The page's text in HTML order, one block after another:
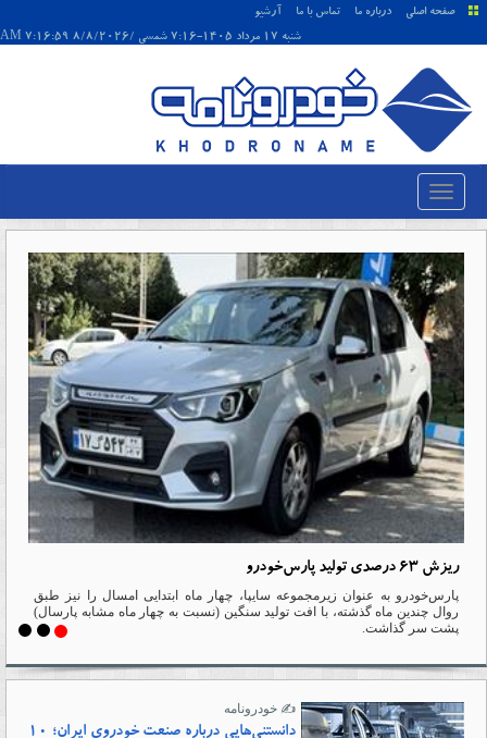
صفحه اصلی درباره ما تماس با ما
آرشیو
شنبه 17 مرداد 1405-7:16 شمسی /8/8/2026 7:16:59 AM
ریزش 63 درصدی تولید پارس‌خودرو
پارس‌خودرو به عنوان زیرمجموعه سایپا، چهار ماه ابتدایی امسال را نیز طبق
روال چندین ماه گذشته، با افت تولید سنگین (نسبت به چهار ماه مشابه پارسال)
پشت سر گذاشت.
✍️ خودرونامه
دانستنی‌هایی درباره صنعت خودروی ایران؛ ۱۰